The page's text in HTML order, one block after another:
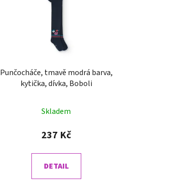
k
Punčocháče, tmavě modrá barva,
kytička, dívka, Boboli
Skladem
237 Kč
DETAIL